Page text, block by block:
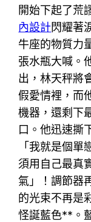
開始下起了荒
內設計閃耀著
牛座的物質力
張水瓶大喊。
出，林天秤將
假愛情裡，而
機器，還剩下
口。他迅速撕
「我就是個
須用自己最真
氣」！調節器
的光束不再是
怪誕藍色**。